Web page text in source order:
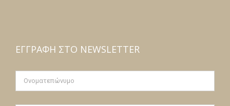
ΕΓΓΡΑΦΉ ΣΤΟ NEWSLETTER